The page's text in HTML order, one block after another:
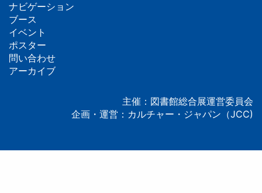
フ
ッ
タ
ナビゲーション
ブース
イベント
ポスター
問い合わせ
アーカイブ
主催：図書館総合展運営委員会
企画・運営：カルチャー・ジャパン（JCC)